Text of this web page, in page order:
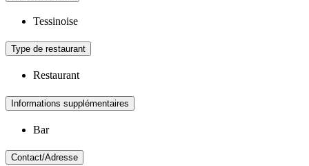
Tessinoise
Type de restaurant
Restaurant
Informations supplémentaires
Bar
Contact/Adresse